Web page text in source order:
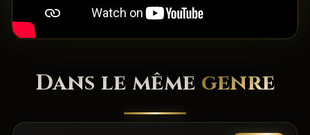
Dans le même genre